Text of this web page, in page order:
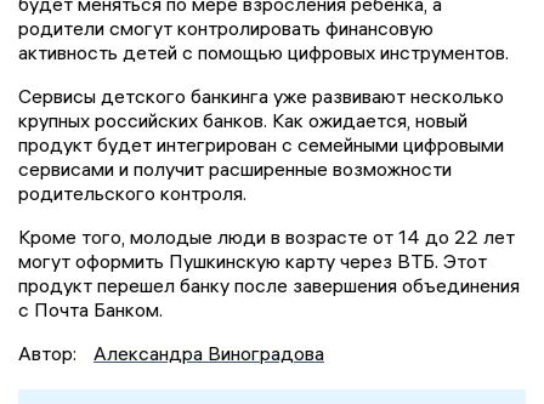
родители смогут контролировать финансовую
активность детей с помощью цифровых инструментов.
Сервисы детского банкинга уже развивают несколько
крупных российских банков. Как ожидается, новый
продукт будет интегрирован с семейными цифровыми
сервисами и получит расширенные возможности
родительского контроля.
Кроме того, молодые люди в возрасте от 14 до 22 лет
могут оформить Пушкинскую карту через ВТБ. Этот
продукт перешел банку после завершения объединения
с Почта Банком.
Автор:
Александра Виноградова